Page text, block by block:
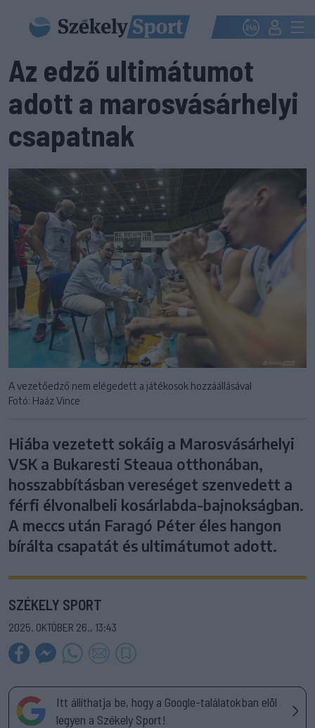
Az edző ultimátumot
adott a marosvásárhelyi
csapatnak
A vezetőedző nem elégedett a játékosok hozzáállásával
Fotó: Haáz Vince
Hiába vezetett sokáig a Marosvásárhelyi
VSK a Bukaresti Steaua otthonában,
hosszabbításban vereséget szenvedett a
férfi élvonalbeli kosárlabda-bajnokságban.
A meccs után Faragó Péter éles hangon
bírálta csapatát és ultimátumot adott.
SZÉKELY SPORT
2025. OKTÓBER 26., 13:43
Itt állíthatja be, hogy a Google-találatokban elöl
legyen a Székely Sport!